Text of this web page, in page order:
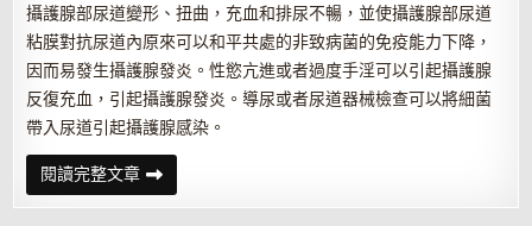
攝護腺部尿道變形、扭曲，充血和排尿不暢，並使攝護腺部尿道
粘膜對抗尿道內原來可以和平共處的非致病菌的免疫能力下降，
因而易發生攝護腺發炎。性慾亢進或者過度手淫可以引起攝護腺
反復充血，引起攝護腺發炎。導尿或者尿道器械檢查可以將細菌
帶入尿道引起攝護腺感染。
閱讀完整文章攝
護
腺